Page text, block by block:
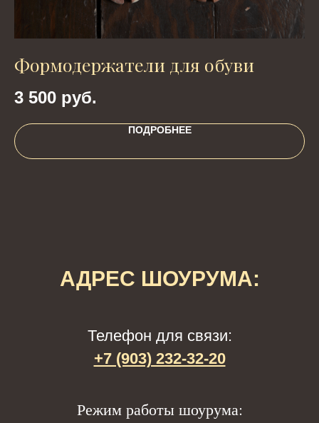
Формодержатели для обуви
3 500 руб.
ПОДРОБНЕЕ
АДРЕС ШОУРУМА:
Телефон для связи:
+7 (903) 232-32-20
Режим работы шоурума: